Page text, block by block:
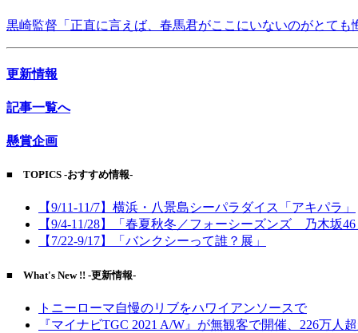
黒崎監督「正直に言えば、春馬君がここにいないのがとても
更新情報
記事一覧へ
懸賞企画
■ TOPICS -おすすめ情報-
【9/11-11/7】横浜・八景島シーパラダイス「アキパラ」
【9/4-11/28】「春夏秋冬／フォーシーズンズ 乃木坂46
【7/22-9/17】「バンクシーって誰？展」
■ What's New !! -更新情報-
トニーローマ自慢のリブをハワイアンソースで
『マイナビTGC 2021 A/W』が無観客で開催、226万人